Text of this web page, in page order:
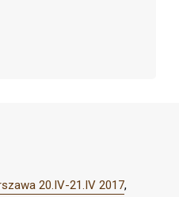
20.IV-21.IV 2017,